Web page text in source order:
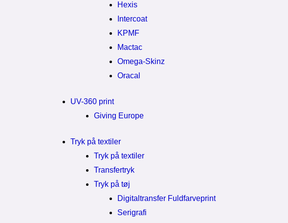
Hexis
Intercoat
KPMF
Mactac
Omega-Skinz
Oracal
UV-360 print
Giving Europe
Tryk på textiler
Tryk på textiler
Transfertryk
Tryk på tøj
Digitaltransfer Fuldfarveprint
Serigrafi